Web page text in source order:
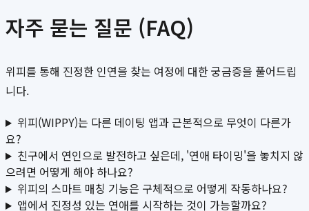
자주 묻는 질문 (FAQ)
위피를 통해 진정한 인연을 찾는 여정에 대한 궁금증을 풀어드립
니다.
위피(WIPPY)는 다른 데이팅 앱과 근본적으로 무엇이 다른가
요?
친구에서 연인으로 발전하고 싶은데, '연애 타이밍'을 놓치지 않
으려면 어떻게 해야 하나요?
위피의 스마트 매칭 기능은 구체적으로 어떻게 작동하나요?
앱에서 진정성 있는 연애를 시작하는 것이 가능할까요?